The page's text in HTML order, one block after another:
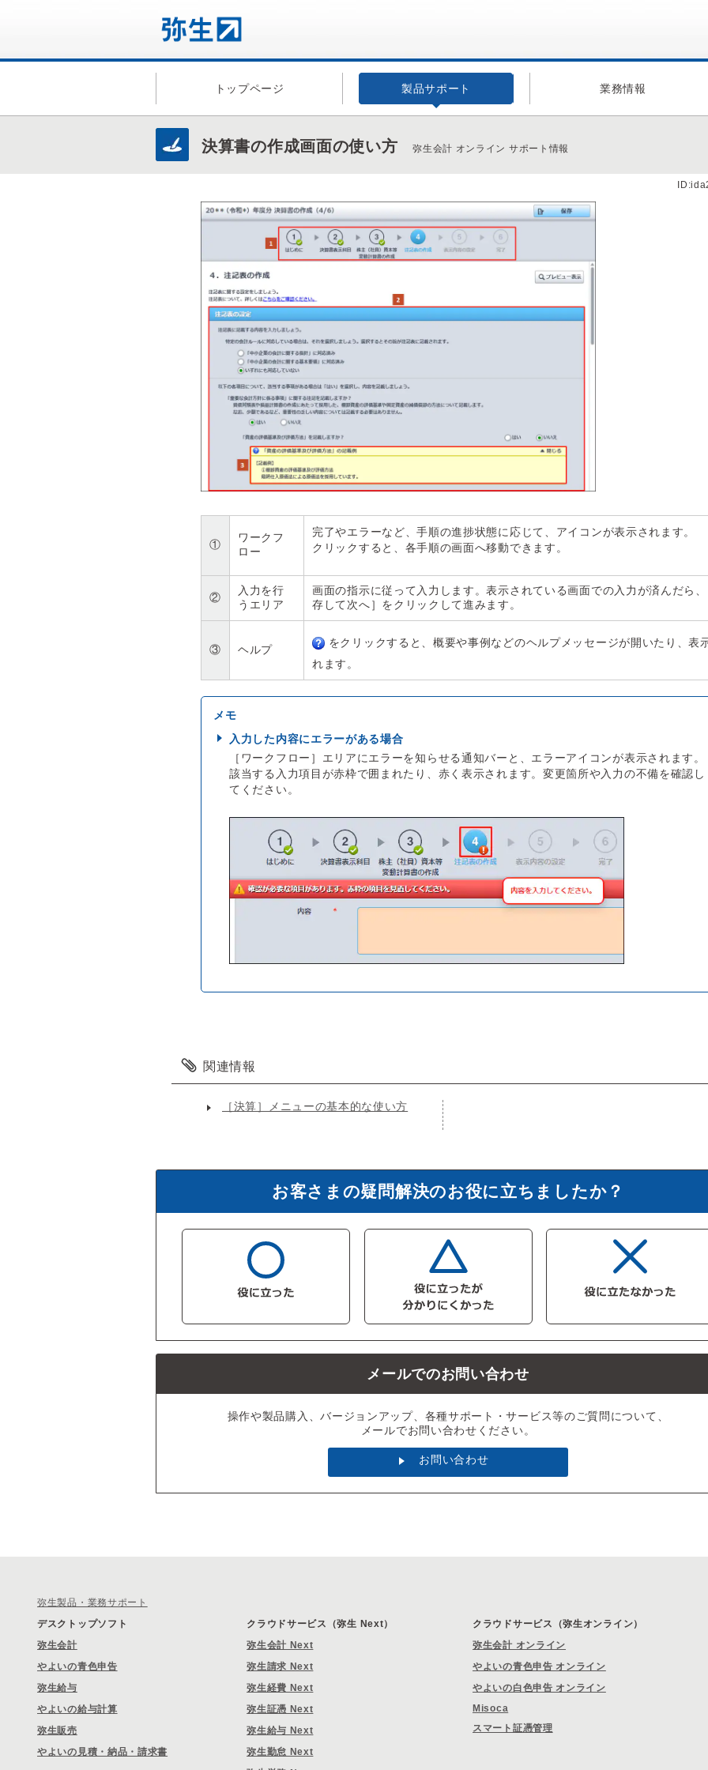
トップページ 製品サポート 業務情報
決算書の作成画面の使い方 弥生会計 オンライン サポート情報
①
ワークフ
ロー
完了やエラーなど、手順の進捗状態に応じて、アイコンが表示されます。
クリックすると、各手順の画面へ移動できます。
②
入力を行
うエリア
画面の指示に従って入力します。表示されている画面での入力が済んだら
存して次へ］をクリックして進みます。
③ ヘルプ
をクリックすると、概要や事例などのヘルプメッセージが開いたり、表
れます。
入力した内容にエラーがある場合
［ワークフロー］エリアにエラーを知らせる通知バーと、エラーアイコンが表示されます。
該当する入力項目が赤枠で囲まれたり、赤く表示されます。変更箇所や入力の不備を確認し
てください。
関連情報
［決算］メニューの基本的な使い方
お客さまの疑問解決のお役に立ちましたか？
メールでのお問い合わせ
操作や製品購入、バージョンアップ、各種サポート・サービス等のご質問について、
メールでお問い合わせください。
お問い合わせ
弥生製品・業務サポート
デスクトップソフト
弥生会計
やよいの青色申告
弥生給与
やよいの給与計算
弥生販売
やよいの見積・納品・請求書
クラウドサービス（弥生 Next）
弥生会計 Next
弥生請求 Next
弥生経費 Next
弥生証憑 Next
弥生給与 Next
弥生勤怠 Next
クラウドサービス（弥生オンライン）
弥生会計 オンライン
やよいの青色申告 オンライン
やよいの白色申告 オンライン
Misoca
スマート証憑管理